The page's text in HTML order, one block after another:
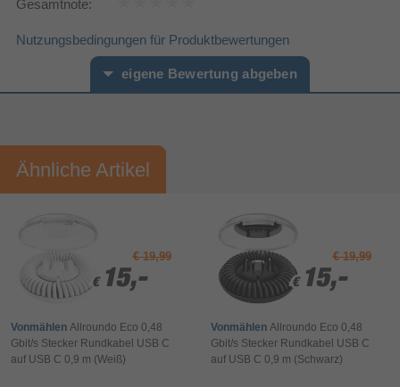
Anschluss1 Formfaktor Gerade
Gerade
Gewicht und Abmessungen
Verpackungstiefe
Verpackungshöhe
17090439410
Herstellerartikelnummer
Gesamtnote:
Nutzungsbedingungen für Produktbewertungen
eigene Bewertung abgeben
Ihre Bewertung:
Ähnliche Artikel
€ 19,99
€ 15,-
€ 15,-
Vonmählen Allroundo Eco 0,48
Gbit/s Stecker Rundkabel USB C
auf USB C 0,9 m (Weiß)
€ 19,99
€ 15,-
€ 15,-
Vonmählen Allroundo Eco 0,48
Gbit/s Stecker Rundkabel USB C
auf USB C 0,9 m (Schwarz)